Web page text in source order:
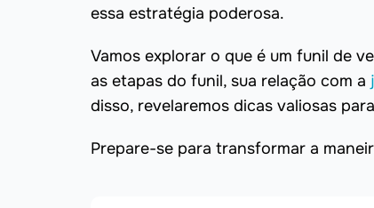
essa estratégia poderosa.
Vamos explorar o que é um funil de
as etapas do funil, sua relação com a
disso, revelaremos dicas valiosas
Prepare-se para transformar a